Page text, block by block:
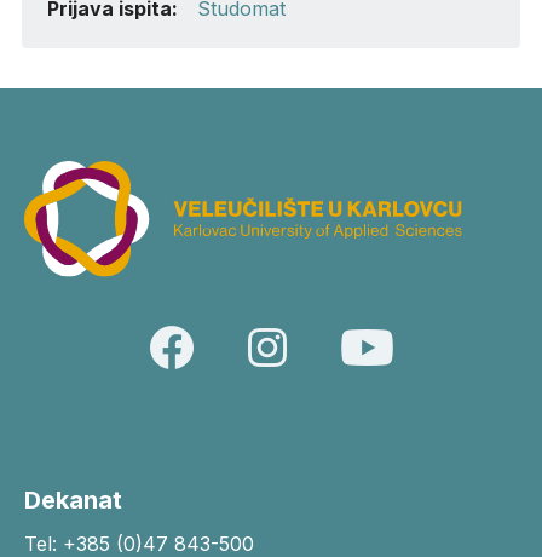
Prijava ispita:
Studomat
Dekanat
Tel: +385 (0)47 843-500